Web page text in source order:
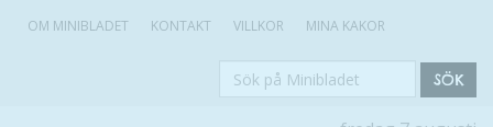
OM MINIBLADET KONTAKT VILLKOR MINA KAKOR
Sök
SÖK